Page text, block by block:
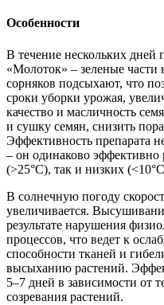
Особенности
В течение нескольких дней
«Молоток» – зеленые части
сорняков подсыхают, что
сроки уборки урожая,
качество и масличность
и сушку семян, снизить
Эффективность препарата
– он одинаково эффективно
(>25°С), так и низких
В солнечную погоду
увеличивается.
результате нарушения
процессов, что ведет к
способности тканей и
высыханию растений.
5–7 дней в зависимости от
созревания растений.